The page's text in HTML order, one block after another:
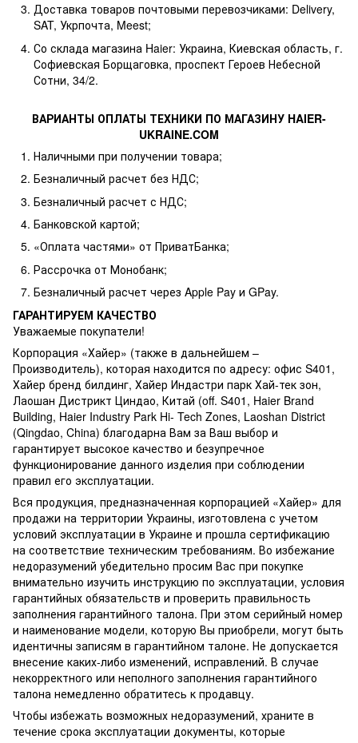
Доставка товаров почтовыми перевозчиками: Delivery,
SAT, Укрпочта, Meest;
Со склада магазина Haier: Украина, Киевская область, г.
Софиевская Борщаговка, проспект Героев Небесной
Сотни, 34/2.
ВАРИАНТЫ ОПЛАТЫ ТЕХНИКИ ПО МАГАЗИНУ HAIER-
UKRAINE.COM
Наличными при получении товара;
Безналичный расчет без НДС;
Безналичный расчет с НДС;
Банковской картой;
«Оплата частями» от ПриватБанка;
Рассрочка от Монобанк;
Безналичный расчет через Apple Pay и GPay.
ГАРАНТИРУЕМ КАЧЕСТВО
Уважаемые покупатели!
Корпорация «Хайер» (также в дальнейшем –
Производитель), которая находится по адресу: офис S401,
Хайер бренд билдинг, Хайер Индастри парк Хай-тек зон,
Лаошан Дистрикт Циндао, Китай (off. S401, Haier Brand
Building, Haier Industry Park Hi- Tech Zones, Laoshan District
(Qingdao, China) благодарна Вам за Ваш выбор и
гарантирует высокое качество и безупречное
функционирование данного изделия при соблюдении
правил его эксплуатации.
Вся продукция, предназначенная корпорацией «Хайер» для
продажи на территории Украины, изготовлена ​​с учетом
условий эксплуатации в Украине и прошла сертификацию
на соответствие техническим требованиям. Во избежание
недоразумений убедительно просим Вас при покупке
внимательно изучить инструкцию по эксплуатации, условия
гарантийных обязательств и проверить правильность
заполнения гарантийного талона. При этом серийный номер
и наименование модели, которую Вы приобрели, могут быть
идентичны записям в гарантийном талоне. Не допускается
внесение каких-либо изменений, исправлений. В случае
некорректного или неполного заполнения гарантийного
талона немедленно обратитесь к продавцу.
Чтобы избежать возможных недоразумений, храните в
течение срока эксплуатации документы, которые